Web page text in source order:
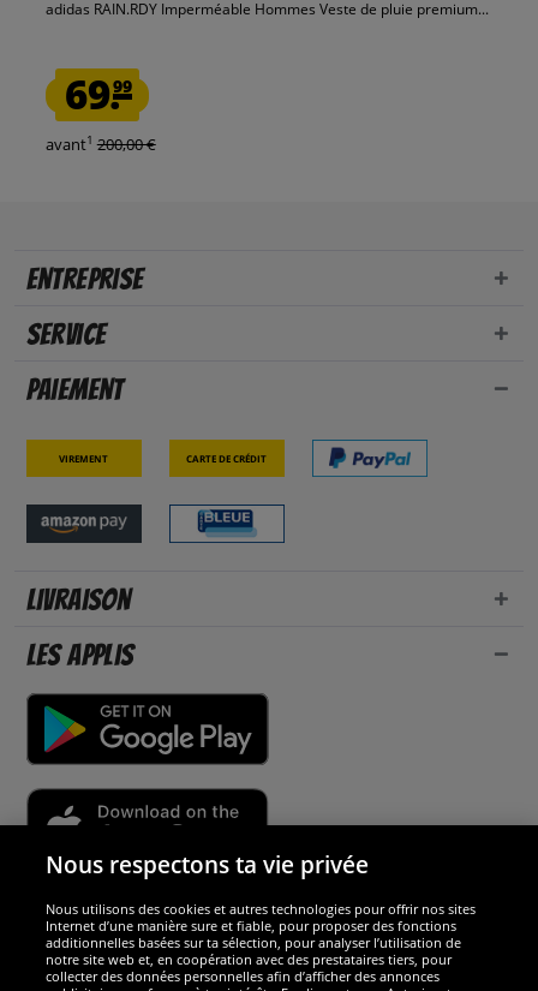
adidas RAIN.RDY Imperméable Hommes Veste de pluie premium...
69.99
avant1 200,00 €
Entreprise
Service
Paiement
Virement Carte de crédit
Livraison
Les applis
Sécurité
Nous sommes excellents
Nous respectons ta vie privée
Nous utilisons des cookies et autres technologies pour offrir nos sites
Internet d’une manière sure et fiable, pour proposer des fonctions
additionnelles basées sur ta sélection, pour analyser l’utilisation de
notre site web et, en coopération avec des prestataires tiers, pour
collecter des données personnelles afin d’afficher des annonces